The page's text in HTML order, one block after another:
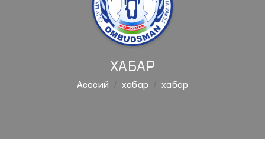
ХАБАР
Aсосий хабар хабар